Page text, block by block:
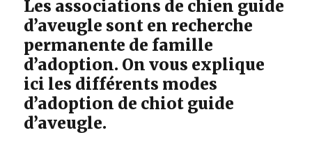
Les associations de chien guide
d’aveugle sont en recherche
permanente de famille
d’adoption. On vous explique
ici les différents modes
d’adoption de chiot guide
d’aveugle.